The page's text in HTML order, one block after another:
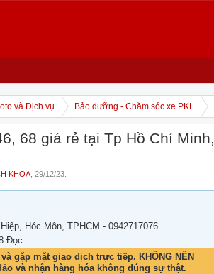
và Dịch vụ Bảo dưỡng - Chăm sóc xe PKL
68 giá rẻ tại Tp Hồ Chí Minh,
KHOA 29/12/23
Hóc Môn, TPHCM - 0942717076
Đọc
gặp mặt giao dịch trực tiếp. KHÔNG NÊN
và nhận hàng hóa không đúng sự thật.